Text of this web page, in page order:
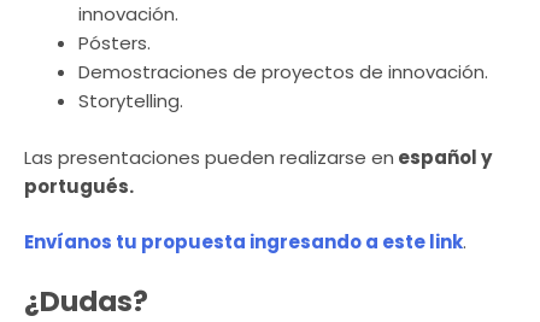
innovación.
Pósters.
Demostraciones de proyectos de innovación.
Storytelling.
Las presentaciones pueden realizarse en español y
portugués.
Envíanos tu propuesta ingresando a este link.
¿Dudas?